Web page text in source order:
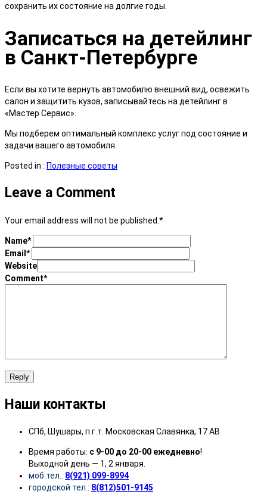
сохранить их состояние на долгие годы.
Записаться на детейлинг
в Санкт-Петербурге
Если вы хотите вернуть автомобилю внешний вид, освежить
салон и защитить кузов, записывайтесь на детейлинг в
«Мастер Сервис».
Мы подберем оптимальный комплекс услуг под состояние и
задачи вашего автомобиля.
Posted in : Полезные советы
Leave a Comment
Your email address will not be published. *
Name*
Email *
Website
Comment*
Reply
Наши контакты
СПб, Шушары, п.г.т. Московская Славянка, 17 АВ
Время работы: с 9-00 до 20-00 ежедневно!
Выходной день — 1, 2 января.
моб.тел.: 8(921) 099-8994
городской тел.: 8(812)501-9145